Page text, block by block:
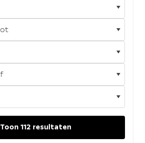
Toon 112 resultaten